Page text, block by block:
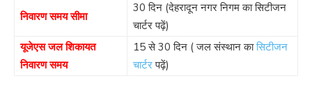
निवारण समय सीमा
30 दिन (देहरादून नगर निगम का सिटीजन
चार्टर पढ़ें)
यूजेएस जल शिकायत
निवारण समय
15 से 30 दिन ( जल संस्थान कासिटीजन
चार्टरपढ़ें)